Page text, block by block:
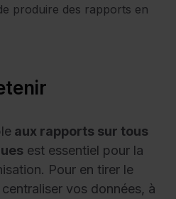
produire des rapports en
aux rapports sur tous
est essentiel pour la
Pour en tirer le
vos données, à